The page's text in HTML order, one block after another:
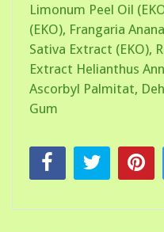
Limonum Peel Oil
(EKO), Frangaria
Sativa Extract (EKO),
Extract Helianthus
Ascorbyl Palmitat,
Gum